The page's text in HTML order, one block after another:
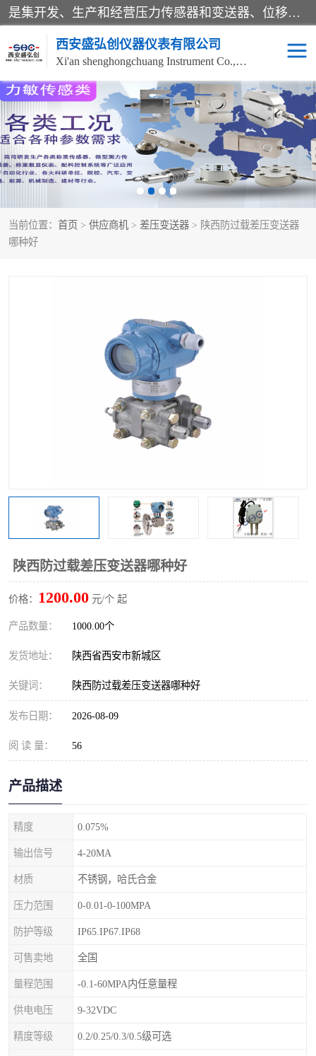
是集开发、生产和经营压力传感器和变送器、位移传感器和变送器、流量传感器和变送器、称重传感器和变送器、测力传感器和变送器、温湿度传感器和变送器、扭矩传感器、智能数显控制仪表等产品的化高新技术企业。
西安盛弘创仪器仪表有限公司
Xi'an shenghongchuang Instrument Co., Ltd
当前位置： 首页 > 供应商机 > 差压变送器 > 陕西防过载差压变送器
哪种好
陕西防过载差压变送器哪种好
价格： 1200.00 元/个 起
产品数量： 1000.00个
发货地址： 陕西省西安市新城区
关键词： 陕西防过载差压变送器哪种好
发布日期： 2026-08-09
阅 读 量： 56
产品描述
精度 0.075%
输出信号 4-20MA
材质 不锈钢，哈氏合金
压力范围 0-0.01-0-100MPA
防护等级 IP65.IP67.IP68
可售卖地 全国
量程范围 -0.1-60MPA内任意量程
供电电压 9-32VDC
精度等级 0.2/0.25/0.3/0.5级可选
称重传感器 超声波流量计
压力变送器 通用型压力变送器
流量计
位移传感器 差压变送器